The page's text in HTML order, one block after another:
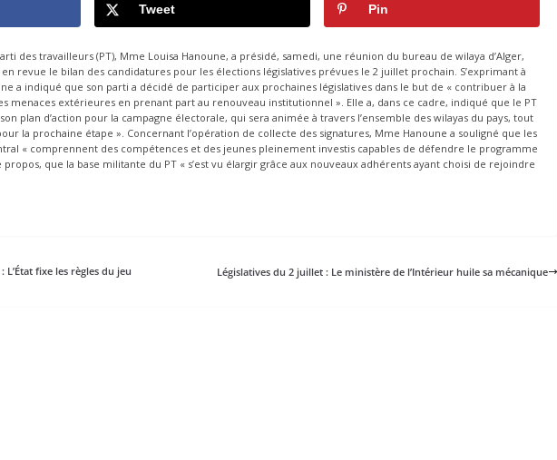
Tweet Pin
des travailleurs (PT), Mme Louisa Hanoune, a présidé, samedi, une réunion du bureau de wilaya d’Alger,
revue le bilan des candidatures pour les élections législatives prévues le 2 juillet prochain. S’exprimant à
a indiqué que son parti a décidé de participer aux prochaines législatives dans le but de « contribuer à la
menaces extérieures en prenant part au renouveau institutionnel ». Elle a, dans ce cadre, indiqué que le PT
son plan d’action pour la campagne électorale, qui sera animée à travers l’ensemble des wilayas du pays, tout
la prochaine étape ». Concernant l’opération de collecte des signatures, Mme Hanoune a souligné que les
« comprennent des compétences et des jeunes pleinement investis capables de défendre le programme
propos, que la base militante du PT « s’est vu élargir grâce aux nouveaux adhérents ayant choisi de rejoindre
L’État fixe les règles du jeu Législatives du 2 juillet : Le ministère de l’Intérieur huile sa mécanique